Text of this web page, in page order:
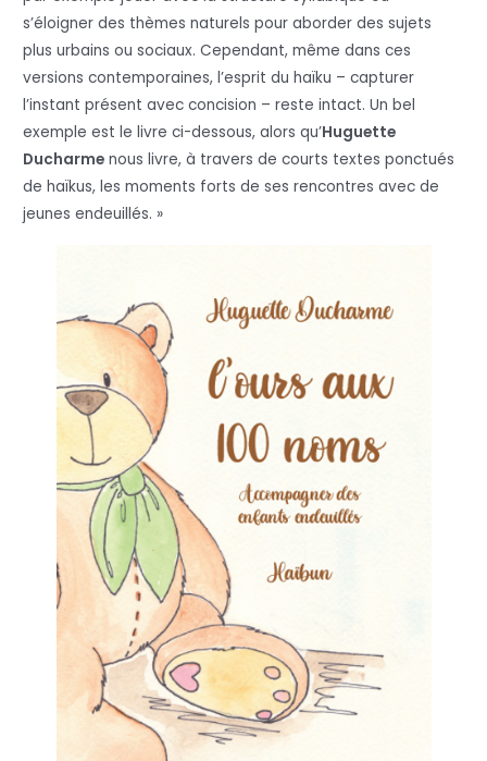
s’éloigner des thèmes naturels pour aborder des sujets
plus urbains ou sociaux. Cependant, même dans ces
versions contemporaines, l’esprit du haïku – capturer
l’instant présent avec concision – reste intact. Un bel
exemple est le livre ci-dessous, alors qu’Huguette
Ducharme nous livre, à travers de courts textes ponctués
de haïkus, les moments forts de ses rencontres avec de
jeunes endeuillés. »